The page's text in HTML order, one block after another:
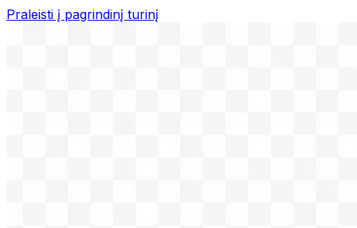
Praleisti į pagrindinį turinį